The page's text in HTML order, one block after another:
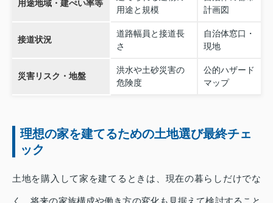
用途地域・建ぺい率等
用途と規模
計画図
接道状況
道路幅員と接道長
さ
自治体窓口・
現地
災害リスク・地盤
洪水や土砂災害の
危険度
公的ハザード
マップ
理想の家を建てるための土地選び最終チェ
ック
土地を購入して家を建てるときは、現在の暮らしだけでな